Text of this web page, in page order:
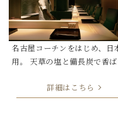
名古屋コーチンをはじめ、
用。
天草の塩と備長炭で香
詳細はこちら